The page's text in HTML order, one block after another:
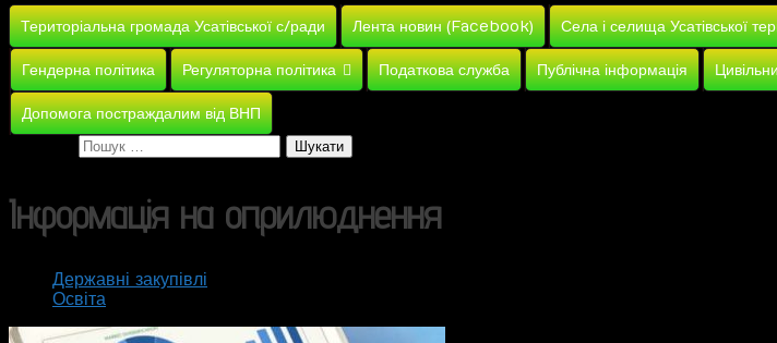
Територіальна громада Усатівської с/ради Лента новин (Facebook) Села і селища Усатівської
Гендерна політика Регуляторна політика Податкова служба Публічна інформація
Допомога постраждалим від ВНП
Пошук:
Інформація на оприлюднення
Державні закупівлі
Освіта